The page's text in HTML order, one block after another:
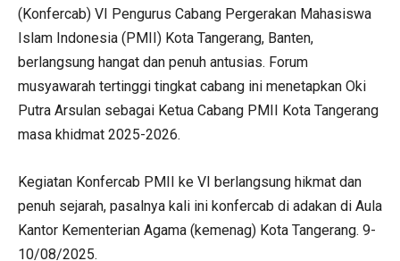
(Konfercab) VI Pengurus Cabang Pergerakan Mahasiswa
Islam Indonesia (PMII) Kota Tangerang, Banten,
berlangsung hangat dan penuh antusias. Forum
musyawarah tertinggi tingkat cabang ini menetapkan Oki
Putra Arsulan sebagai Ketua Cabang PMII Kota Tangerang
masa khidmat 2025-2026.
Kegiatan Konfercab PMII ke VI berlangsung hikmat dan
penuh sejarah, pasalnya kali ini konfercab di adakan di Aula
Kantor Kementerian Agama (kemenag) Kota Tangerang. 9-
10/08/2025.